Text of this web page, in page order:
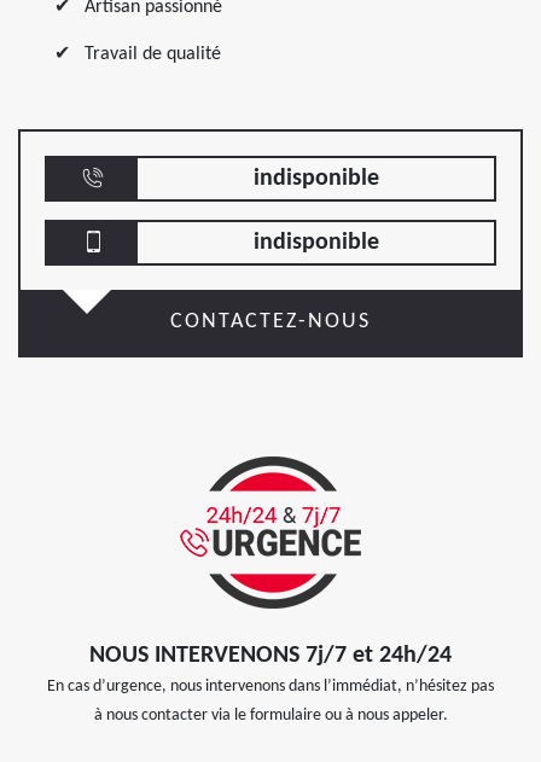
Artisan passionné
Travail de qualité
indisponible
indisponible
CONTACTEZ-NOUS
NOUS INTERVENONS 7j/7 et 24h/24
En cas d’urgence, nous intervenons dans l’immédiat, n’hésitez pas
à nous contacter via le formulaire ou à nous appeler.